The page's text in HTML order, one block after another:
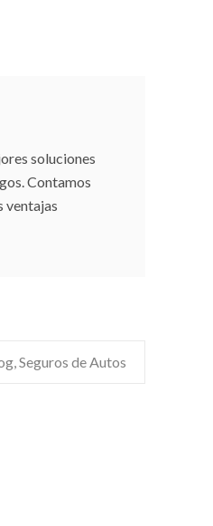
soluciones
Contamos
ventajas
Seguros de Autos